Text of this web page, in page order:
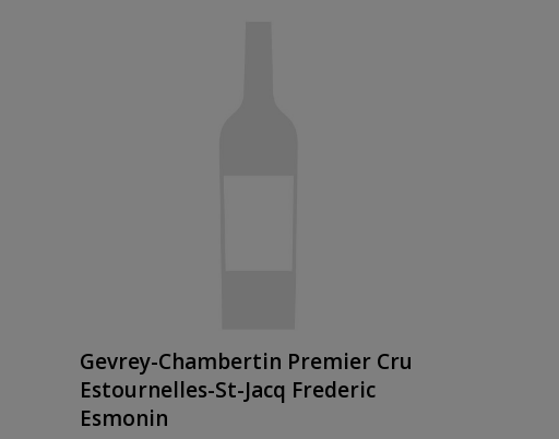
Gevrey-Chambertin Premier Cru
Estournelles-St-Jacq Frederic
Esmonin